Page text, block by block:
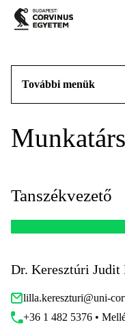
További menük
Tanszékvezető
Dr. Keresztúri
lilla.kereszturi@uni-
+36 1 482 5376 •